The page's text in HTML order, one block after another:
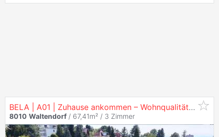
BELA | A01 | Zuhause ankommen – Wohnqualität & Erdwärme vereint.
8010 Waltendorf / 67,41m² / 3 Zimmer